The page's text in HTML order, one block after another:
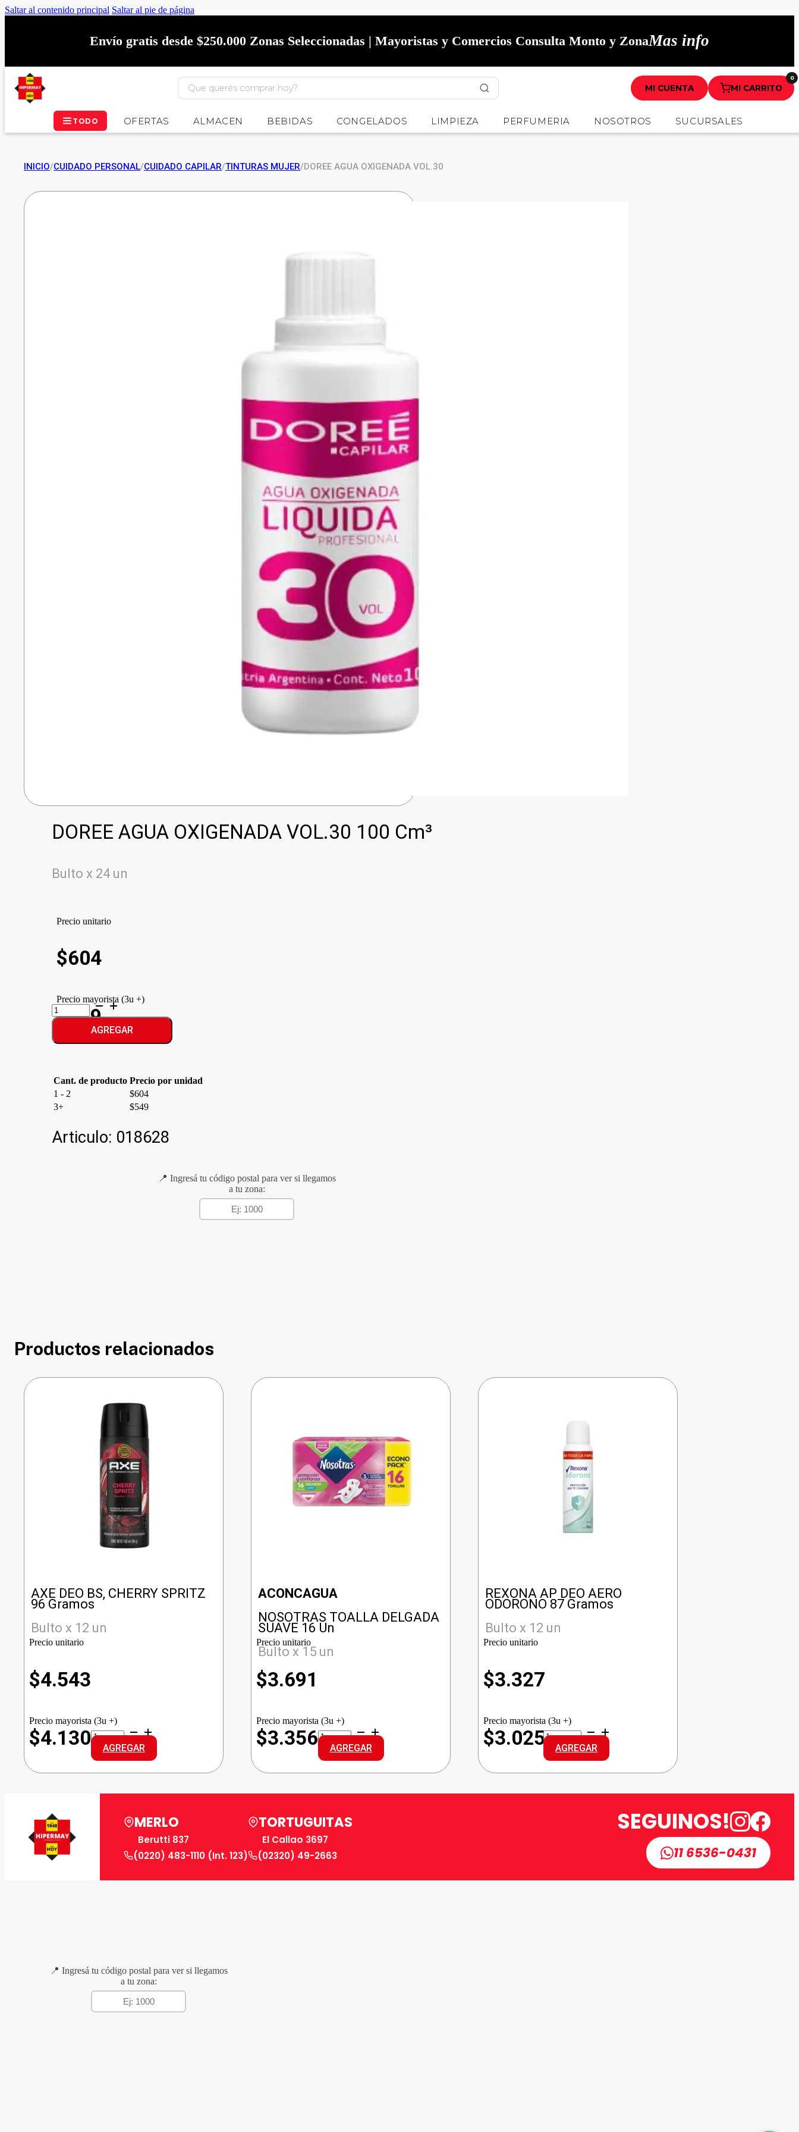
Saltar al contenido principal Saltar al pie de página
Envío gratis desde $250.000 Zonas Seleccionadas | Mayoristas y Comercios Consulta Monto y ZonaMas info
MI CUENTA MI CARRITO
0
TODO OFERTAS ALMACEN BEBIDAS CONGELADOS LIMPIEZA PERFUMERIA NOSOTROS SUCURSALES
INICIO/CUIDADO PERSONAL/CUIDADO CAPILAR/TINTURAS MUJER/DOREE AGUA OXIGENADA VOL.30
DOREE AGUA OXIGENADA VOL.30 100 Cm³
Bulto x 24 un
Precio unitario
$604
Precio mayorista (3u +)
$549
DOREE
AGUA
OXIGENADA
cantidad
AGREGAR
Cant. de producto Precio por unidad
1 - 2
$604
3+
$549
Articulo: 018628
📍 Ingresá tu código postal para ver si llegamos
a tu zona:
Productos relacionados
AXE DEO BS, CHERRY SPRITZ
96 Gramos
Bulto x 12 un
Precio unitario
$4.543
Precio mayorista (3u +)
$4.130AXE
DEO
BS,
CHERRY
SPRITZ
AGREGAR
ACONCAGUA
NOSOTRAS TOALLA DELGADA
SUAVE 16 Un
Bulto x 15 un
Precio unitario
$3.691
Precio mayorista (3u +)
$3.356NOSOTRAS
TOALLA
DELGADA
SUAVE
cantidad
AGREGAR
REXONA AP DEO AERO
ODORONO 87 Gramos
Bulto x 12 un
Precio unitario
$3.327
Precio mayorista (3u +)
$3.025REXONA
AP
DEO
AERO
ODORONO
AGREGAR
MERLO
Berutti 837
(0220) 483-1110 (Int. 123)
TORTUGUITAS
El Callao 3697
(02320) 49-2663
SEGUINOS!
11 6536-0431
📍 Ingresá tu código postal para ver si llegamos
a tu zona: